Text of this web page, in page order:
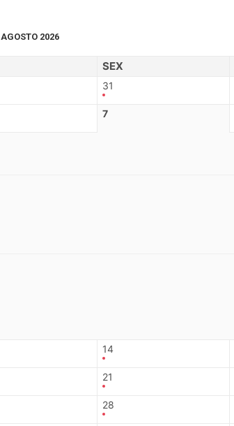
AGOSTO 2026
SEX
31
7
14
21
28